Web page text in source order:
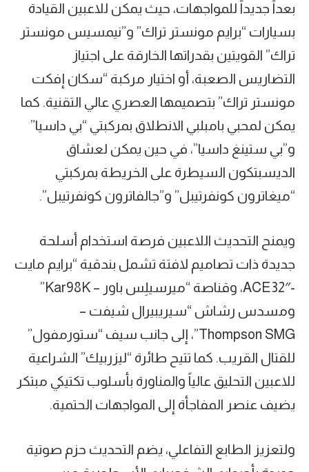
بعداً جديداً للمواجهات، حيث يمكن للاعبين القيادة
بسيارات “برايم مونستر تراك” و”نيمسيس مونستر
تراك” القويتين بقدراتها الخارقة على اجتياز
التضاريس الصعبة، أو اختيار مركبة “سكان إفكت
مونستر تراك” بتصميمها العصري عالي التقنية. كما
يمكن لمحبي بامبلبي الانطلاق بمركبتي “بي داسيا”
و”بي ستينغ داسيا”، في حين يمكن لعشاق
الديسبتكون السيطرة على الخريطة بمركبتي
“ميغاترون كونفرتيبل” و”جالفاترون كونفرتيبل”.
ويمنح التحديث اللاعبين فرصة استخدام أسلحة
جديدة ذات تصاميم لافتة تشمل بندقية “برايم مايت
-ACE32″، وقناصة “ميرسيلِس باور – Kar98K”
ومسدس رشاش “سيريبيرال شيفت –
Thompson SMG”، إلى جانب سيف “ستورمفول”
للقتال القريب. كما تتيح طائرة “ليزربيك” الشراعية
للاعبين التحليق عالياً والمناورة بأسلوب تكتيكي مبتكر
يضيف عنصر المفاجأة إلى المواجهات الحتمية.
ولتعزيز الطابع التفاعلي، يضم التحديث حزم صوتية